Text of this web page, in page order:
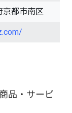
京都市南区
品・サービ